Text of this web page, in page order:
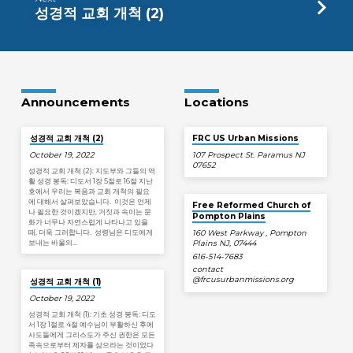
성경적 교회 개척 (2)
Announcements
성경적 교회 개척 (2)
October 19, 2022
성경적 교회 개척 (2): 지도부와 그들의 역
활 성경 봉독: 디도서 1장 5절로 16절 지난
호에서 우리는 복음과 교회 개척의 필요
에 대해서 살펴보았습니다. 이것은 언제
나 필요한 것이겠지만, 거짓과 속이는 문
화가 너무나 자연스럽게 나타나고 있을
때, 더욱 그러합니다. 성령님은 디도에게
보내는 바울의…
성경적 교회 개척 (1)
October 19, 2022
성경적 교회 개척 (1): 기초 성경 봉독: 디도
서 1장 1절로 4절 예수님이 부활하신 후에
사도들에게 그리스도가 주신 권한은 모든
족속으로부터 제자를 삼으라는 것이었다
Locations
FRC US Urban Missions
107 Prospect St. Paramus NJ
07652
Free Reformed Church of
Pompton Plains
160 West Parkway , Pompton
Plains NJ, 07444
616-514-7683
contact​
@frcusurbanmissions.org